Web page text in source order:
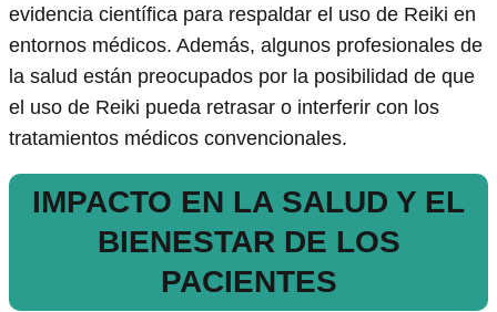
evidencia científica para respaldar el uso de Reiki en
entornos médicos. Además, algunos profesionales de
la salud están preocupados por la posibilidad de que
el uso de Reiki pueda retrasar o interferir con los
tratamientos médicos convencionales.
IMPACTO EN LA SALUD Y EL
BIENESTAR DE LOS
PACIENTES